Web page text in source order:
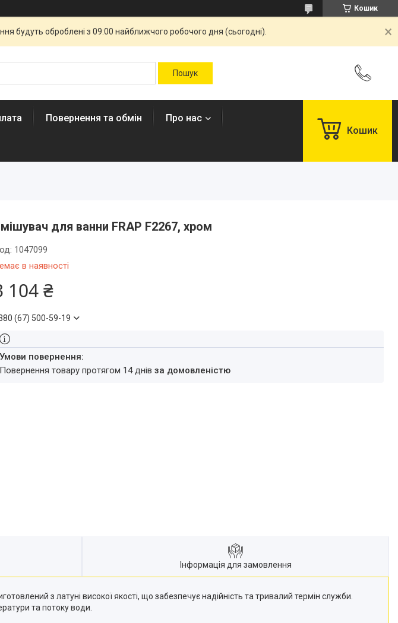
Кошик
будуть оброблені з 09:00 найближчого робочого дня (сьогодні).
Повернення та обмін Про нас
Кошик
для ванни FRAP F2267, хром
в наявності
1047099
104 ₴
(67) 500-59-19
повернення товару протягом 14 днів за домовленістю
Інформація для замовлення
з латуні високої якості, що забезпечує надійність та тривалий термін служби.
та потоку води.